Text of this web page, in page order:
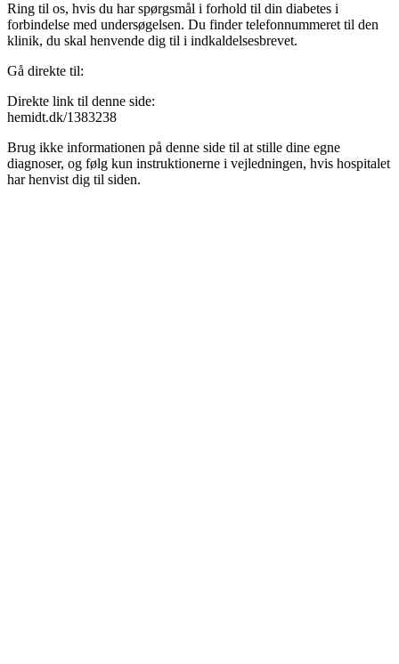
Ring til os, hvis du har spørgsmål i forhold til din diabetes i
forbindelse med undersøgelsen. Du finder telefonnummeret til den
klinik, du skal henvende dig til i indkaldelsesbrevet.
Gå direkte til:
Direkte link til denne side:
hemidt.dk/1383238
Brug ikke informationen på denne side til at stille dine egne
diagnoser, og følg kun instruktionerne i vejledningen, hvis hospitalet
har henvist dig til siden.